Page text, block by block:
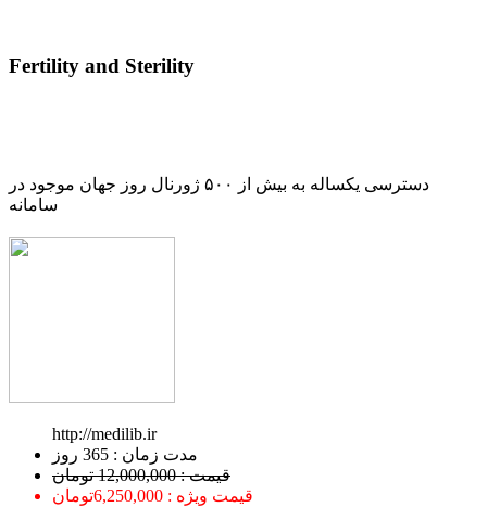
Fertility and Sterility
دسترسی یکساله به بیش از ۵۰۰ ژورنال روز جهان موجود در
سامانه
http://medilib.ir
ﻣﺪﺕ ﺯﻣﺎﻥ : 365 ﺭﻭﺯ
قیمت : 12,000,000 تومان
قیمت ویژه : 6,250,000تومان